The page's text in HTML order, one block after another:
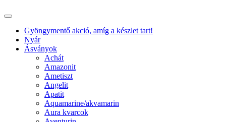
Gyöngymentő akció, amíg a készlet tart!
Nyár
Ásványok
Achát
Amazonit
Ametiszt
Angelit
Apatit
Aquamarine/akvamarin
Aura kvarcok